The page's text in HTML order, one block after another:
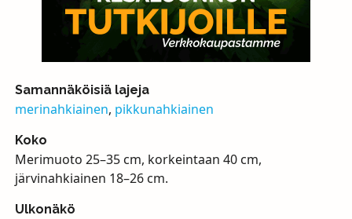
Samannäköisiä lajeja
merinahkiainen, pikkunahkiainen
Koko
Merimuoto 25–35 cm, korkeintaan 40 cm,
järvinahkiainen 18–26 cm.
Ulkonäkö